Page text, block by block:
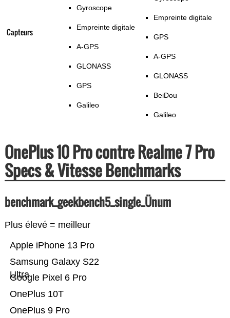
Capteurs
Gyroscope
Empreinte digitale
A-GPS
GLONASS
GPS
Galileo
Empreinte digitale
GPS
A-GPS
GLONASS
BeiDou
Galileo
OnePlus 10 Pro contre Realme 7 Pro
Specs & Vitesse Benchmarks
benchmark_geekbench5_single_Ünum
Plus élevé = meilleur
OnePlus 9 Pro
OnePlus 10T
Google Pixel 6 Pro
Samsung Galaxy S22
Ultra
Apple iPhone 13 Pro